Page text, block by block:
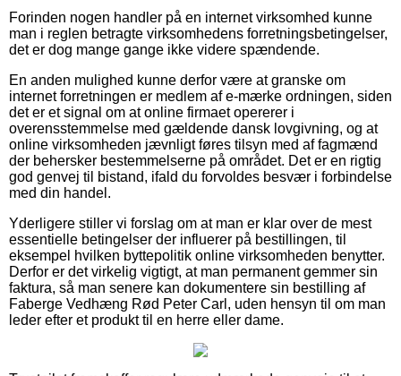
Forinden nogen handler på en internet virksomhed kunne
man i reglen betragte virksomhedens forretningsbetingelser,
det er dog mange gange ikke videre spændende.
En anden mulighed kunne derfor være at granske om
internet forretningen er medlem af e-mærke ordningen, siden
det er et signal om at online firmaet opererer i
overensstemmelse med gældende dansk lovgivning, og at
online virksomheden jævnligt føres tilsyn med af fagmænd
der behersker bestemmelserne på området. Det er en rigtig
god genvej til bistand, ifald du forvoldes besvær i forbindelse
med din handel.
Yderligere stiller vi forslag om at man er klar over de mest
essentielle betingelser der influerer på bestillingen, til
eksempel hvilken byttepolitik online virksomheden benytter.
Derfor er det virkelig vigtigt, at man permanent gemmer sin
faktura, så man senere kan dokumentere sin bestilling af
Faberge Vedhæng Rød Peter Carl, uden hensyn til om man
leder efter et produkt til en herre eller dame.